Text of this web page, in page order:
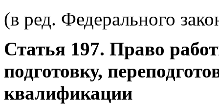
(в ред. Федерального
Статья 197. Право
подготовку,
квалификации